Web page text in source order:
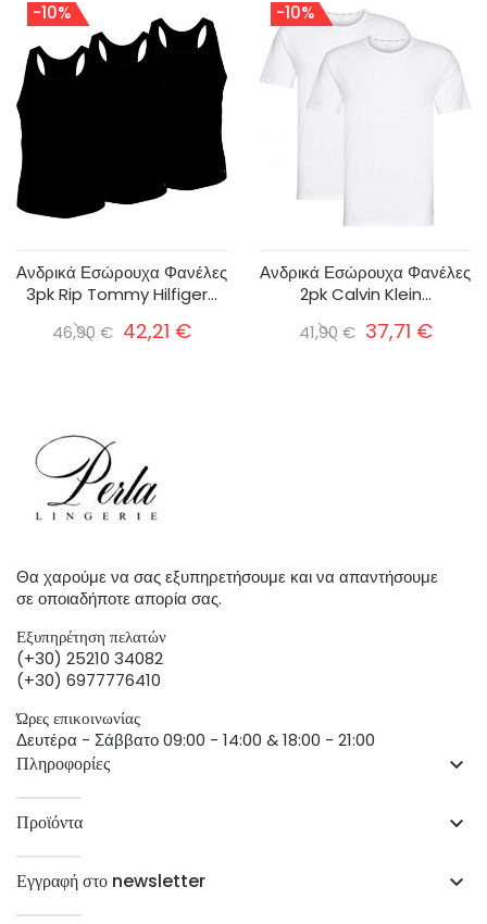
-10%
Ανδρικά Εσώρουχα Φανέλες
3pk Rip Tommy Hilfiger...
46,90 € 42,21 €
-10%
Ανδρικά Εσώρουχα Φανέλες
2pk Calvin Klein...
41,90 € 37,71 €
Θα χαρούμε να σας εξυπηρετήσουμε και να απαντήσουμε
σε οποιαδήποτε απορία σας.
Εξυπηρέτηση πελατών
(+30) 25210 34082
(+30) 6977776410
Ώρες επικοινωνίας
Δευτέρα - Σάββατο 09:00 - 14:00 & 18:00 - 21:00
Πληροφορίες keyboard_arrow_down
Προϊόντα keyboard_arrow_down
Εγγραφή στο newsletter keyboard_arrow_down